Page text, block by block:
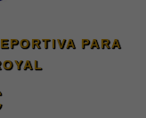
PARA